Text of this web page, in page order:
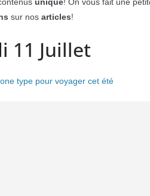
sur nos articles!
11 Juillet
type pour voyager cet été